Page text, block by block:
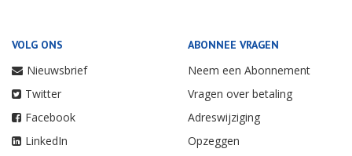
VOLG ONS
Nieuwsbrief
Twitter
Facebook
LinkedIn
ABONNEE VRAGEN
Neem een Abonnement
Vragen over betaling
Adreswijziging
Opzeggen